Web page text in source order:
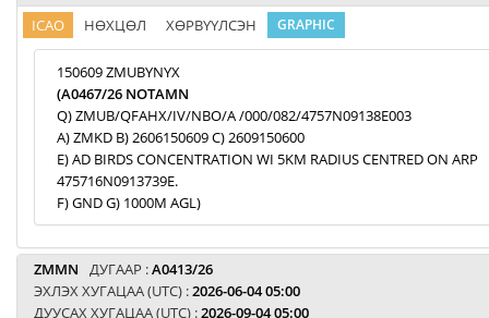
ICAO НӨХЦӨЛ ХӨРВҮҮЛСЭН GRAPHIC
150609 ZMUBYNYX
(A0467/26 NOTAMN
Q) ZMUB/QFAHX/IV/NBO/A /000/082/4757N09138E003
A) ZMKD B) 2606150609 C) 2609150600
E) AD BIRDS CONCENTRATION WI 5KM RADIUS CENTRED ON ARP
475716N0913739E.
F) GND G) 1000M AGL)
ZMMN ДУГААР :A0413/26
ЭХЛЭХ ХУГАЦАА (UTC) :2026-06-04 05:00
ДУУСАХ ХУГАЦАА (UTC) :2026-09-04 05:00